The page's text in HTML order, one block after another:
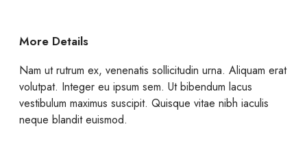
More Details
Nam ut rutrum ex, venenatis sollicitudin urna. Aliquam erat
volutpat. Integer eu ipsum sem. Ut bibendum lacus
vestibulum maximus suscipit. Quisque vitae nibh iaculis
neque blandit euismod.